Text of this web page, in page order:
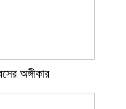
অঙ্গীকার